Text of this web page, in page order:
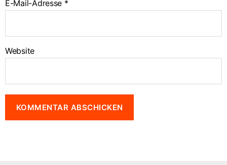
E-Mail-Adresse *
Website